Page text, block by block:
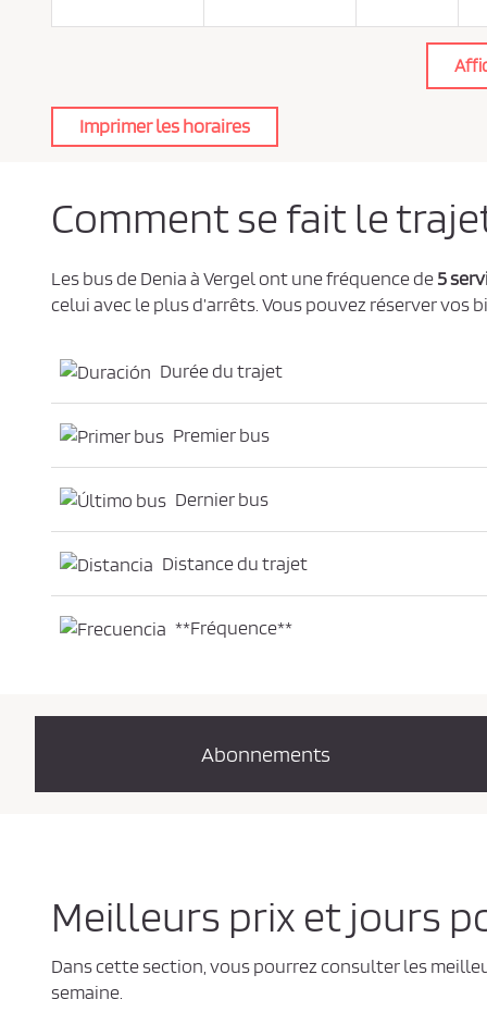
d
i
d
l
i
t
Imprimer les horaires
Comment se fait le
Les bus de Denia à Vergel ont une fréquence de5
celui avec le plus d’arrêts. Vous pouvez réserver
Durée du trajet
Premier bus
Dernier bus
Distance du trajet
**Fréquence**
Abonnements
Meilleurs prix et jours
Dans cette section, vous pourrez consulter les
semaine.